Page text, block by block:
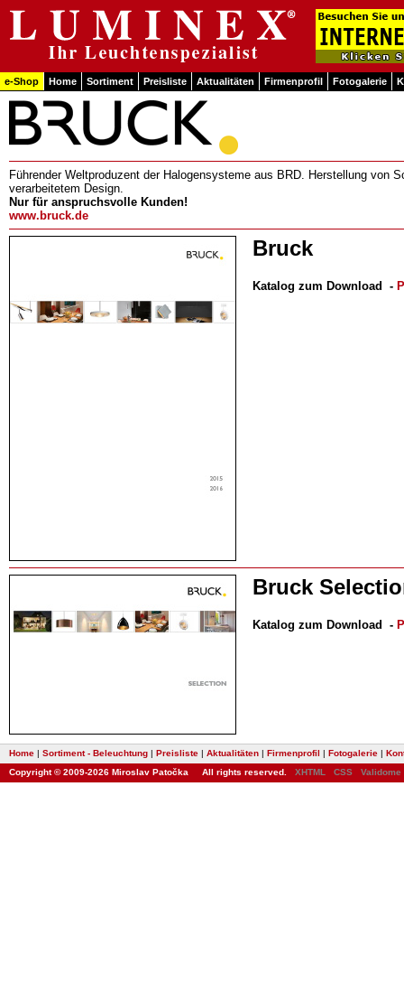
e-Shop Home Sortiment Preisliste Aktualitäten Firmenprofil Fotogalerie
Führender Weltproduzent der Halogensysteme aus BRD. Herstellung
verarbeitetem Design.
Nur für anspruchsvolle Kunden!
www.bruck.de
Bruck
Katalog zum Download -
Bruck
Katalog zum Download -
Home | Sortiment - Beleuchtung | Preisliste | Aktualitäten | Firmenprofil | Fotogalerie |
Copyright © 2009-2026 Miroslav Patočka All rights reserved. XHTML CSS Validome